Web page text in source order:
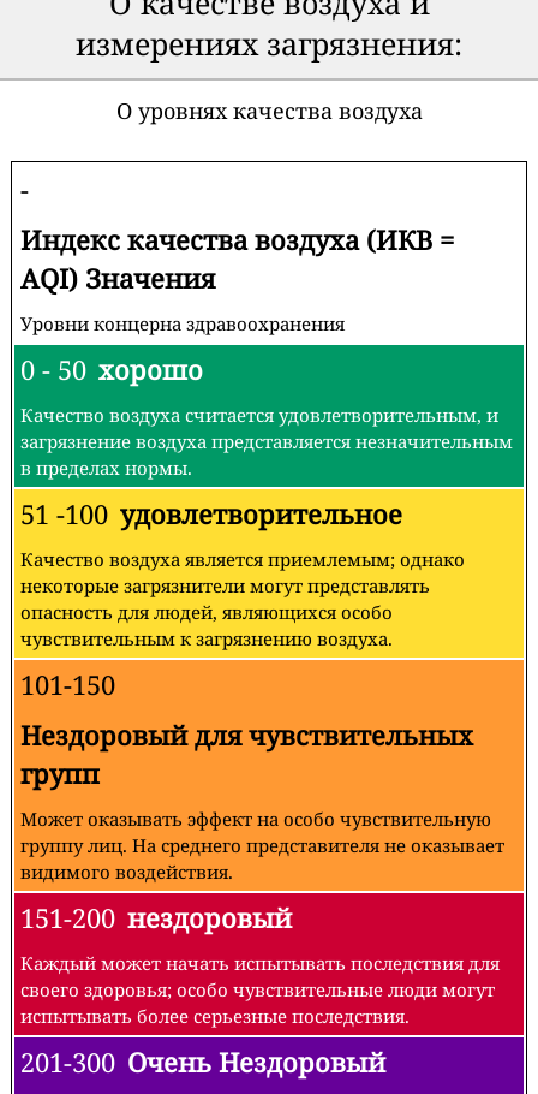
измерениях загрязнения:
О уровнях качества воздуха
-
Индекс качества воздуха (ИКВ =
AQI) Значения
Уровни концерна здравоохранения
0 - 50 хорошо
Качество воздуха считается удовлетворительным, и
загрязнение воздуха представляется незначительным
в пределах нормы.
51 -100 удовлетворительное
Качество воздуха является приемлемым; однако
некоторые загрязнители могут представлять
опасность для людей, являющихся особо
чувствительным к загрязнению воздуха.
101-150
Нездоровый для чувствительных
групп
Может оказывать эффект на особо чувствительную
группу лиц. На среднего представителя не оказывает
видимого воздействия.
151-200 нездоровый
Каждый может начать испытывать последствия для
своего здоровья; особо чувствительные люди могут
испытывать более серьезные последствия.
201-300 Очень Нездоровый